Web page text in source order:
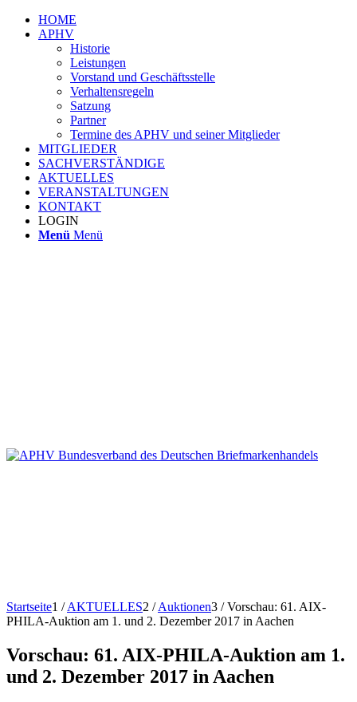
HOME
APHV
Historie
Leistungen
Vorstand und Geschäftsstelle
Verhaltensregeln
Satzung
Partner
Termine des APHV und seiner Mitglieder
MITGLIEDER
SACHVERSTÄNDIGE
AKTUELLES
VERANSTALTUNGEN
KONTAKT
LOGIN
Menü Menü
Startseite1 / AKTUELLES2 / Auktionen3 / Vorschau: 61. AIX-
PHILA-Auktion am 1. und 2. Dezember 2017 in Aachen
Vorschau: 61. AIX-PHILA-Auktion am 1.
und 2. Dezember 2017 in Aachen